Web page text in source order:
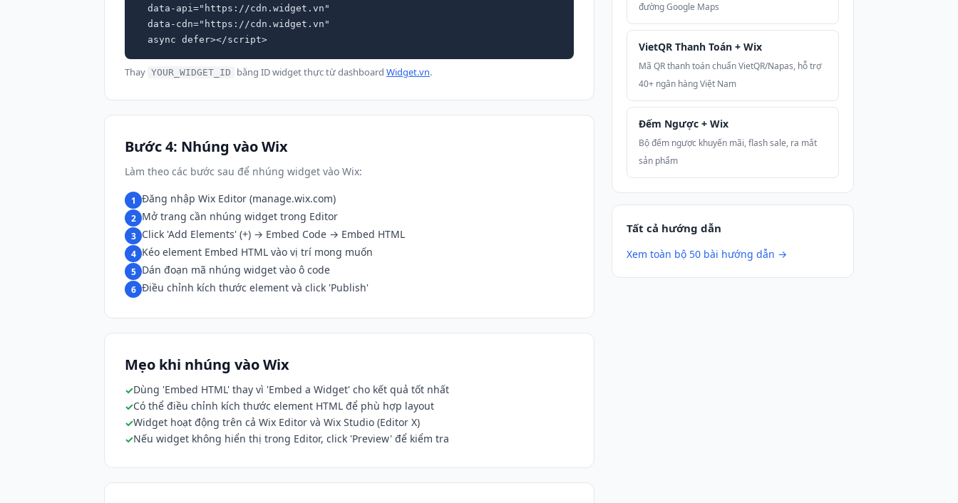
  async defer></script>
Thay YOUR_WIDGET_ID bằng ID widget thực từ dashboard Widget.vn.
Bước 4: Nhúng vào Wix
Làm theo các bước sau để nhúng widget vào Wix:
1 Đăng nhập Wix Editor (manage.wix.com)
2 Mở trang cần nhúng widget trong Editor
3 Click 'Add Elements' (+) → Embed Code → Embed HTML
4 Kéo element Embed HTML vào vị trí mong muốn
5 Dán đoạn mã nhúng widget vào ô code
6 Điều chỉnh kích thước element và click 'Publish'
Mẹo khi nhúng vào Wix
Dùng 'Embed HTML' thay vì 'Embed a Widget' cho kết quả tốt nhất
Có thể điều chỉnh kích thước element HTML để phù hợp layout
Widget hoạt động trên cả Wix Editor và Wix Studio (Editor X)
Nếu widget không hiển thị trong Editor, click 'Preview' để kiểm tra
đường Google Maps
VietQR Thanh Toán + Wix
Mã QR thanh toán chuẩn VietQR/Napas, hỗ trợ
40+ ngân hàng Việt Nam
Đếm Ngược + Wix
Bộ đếm ngược khuyến mãi, flash sale, ra mắt
sản phẩm
Tất cả hướng dẫn
Xem toàn bộ 50 bài hướng dẫn →